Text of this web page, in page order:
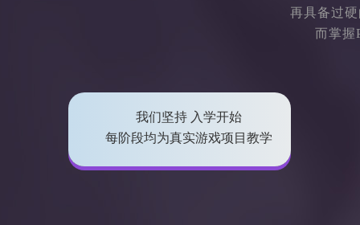
再具备过
而掌握
我们坚持 入学开始
每阶段均为真实游戏项目教学